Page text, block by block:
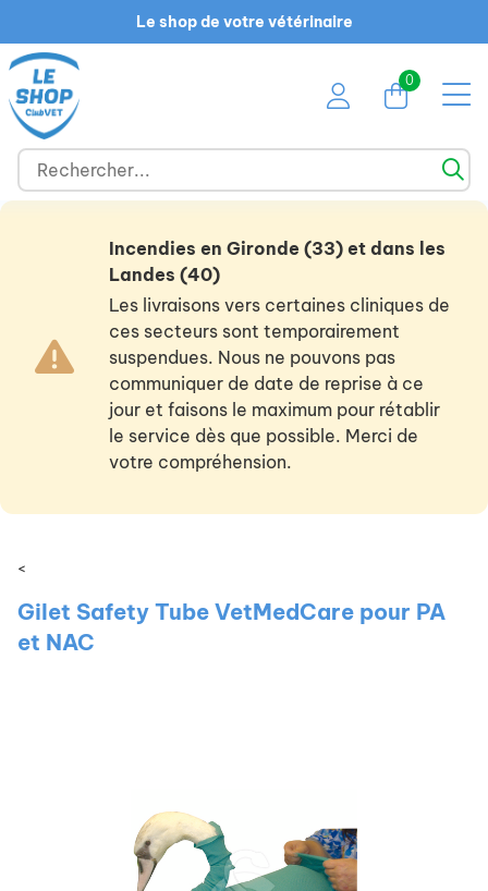
Le shop de votre vétérinaire
0
Incendies en Gironde (33) et dans les
Landes (40)
Les livraisons vers certaines cliniques de
ces secteurs sont temporairement
suspendues. Nous ne pouvons pas
communiquer de date de reprise à ce
jour et faisons le maximum pour rétablir
le service dès que possible. Merci de
votre compréhension.
<
Gilet Safety Tube VetMedCare pour PA
et NAC